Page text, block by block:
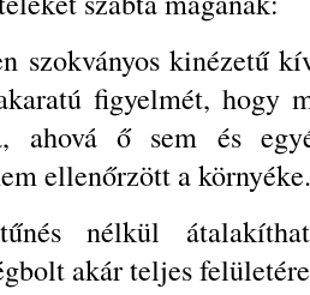
szokványos kinézetű
figyelmét, hogy
ahová ő sem és
ellenőrzött a környéke.
nélkül
akár teljes